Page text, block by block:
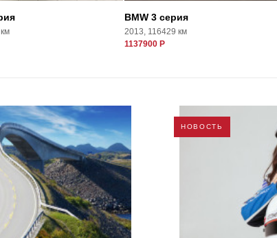
BMW 3 серия
2013, 116429 км
1137900 Р
НОВОСТЬ